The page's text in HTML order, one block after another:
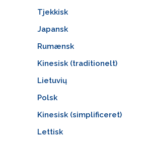
Tjekkisk
Japansk
Rumænsk
Kinesisk (traditionelt)
Lietuvių
Polsk
Kinesisk (simplificeret)
Lettisk